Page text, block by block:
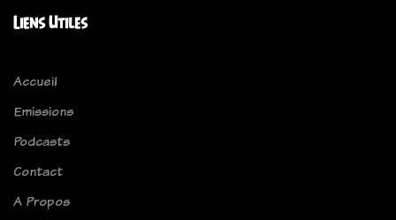
Liens Utiles
Accueil
Emissions
Podcasts
Contact
A Propos